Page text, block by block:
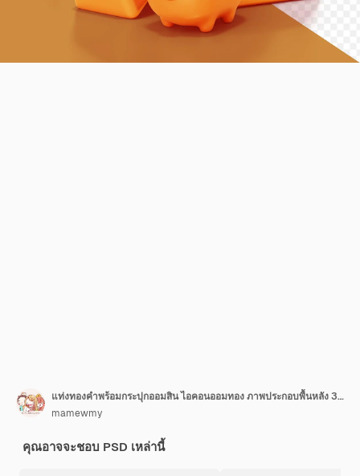
แท่งทองคำพร้อมกระปุกออมสิน ไอคอนออมทอง ภาพประกอบพื้นหลัง 3 มิติ
mamewmy
คุณอาจจะชอบ PSD เหล่านี้